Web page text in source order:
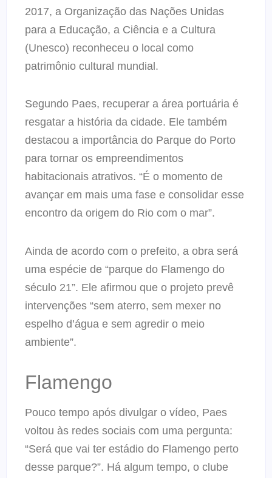
2017, a Organização das Nações Unidas
para a Educação, a Ciência e a Cultura
(Unesco) reconheceu o local como
patrimônio cultural mundial.
Segundo Paes, recuperar a área portuária é
resgatar a história da cidade. Ele também
destacou a importância do Parque do Porto
para tornar os empreendimentos
habitacionais atrativos. “É o momento de
avançar em mais uma fase e consolidar esse
encontro da origem do Rio com o mar”.
Ainda de acordo com o prefeito, a obra será
uma espécie de “parque do Flamengo do
século 21”. Ele afirmou que o projeto prevê
intervenções “sem aterro, sem mexer no
espelho d’água e sem agredir o meio
ambiente”.
Flamengo
Pouco tempo após divulgar o vídeo, Paes
voltou às redes sociais com uma pergunta:
“Será que vai ter estádio do Flamengo perto
desse parque?”. Há algum tempo, o clube